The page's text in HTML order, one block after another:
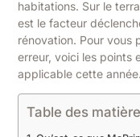
habitations. Sur le
est le facteur
rénovation. Pour vous
erreur, voici les points
applicable cette année.
Table des